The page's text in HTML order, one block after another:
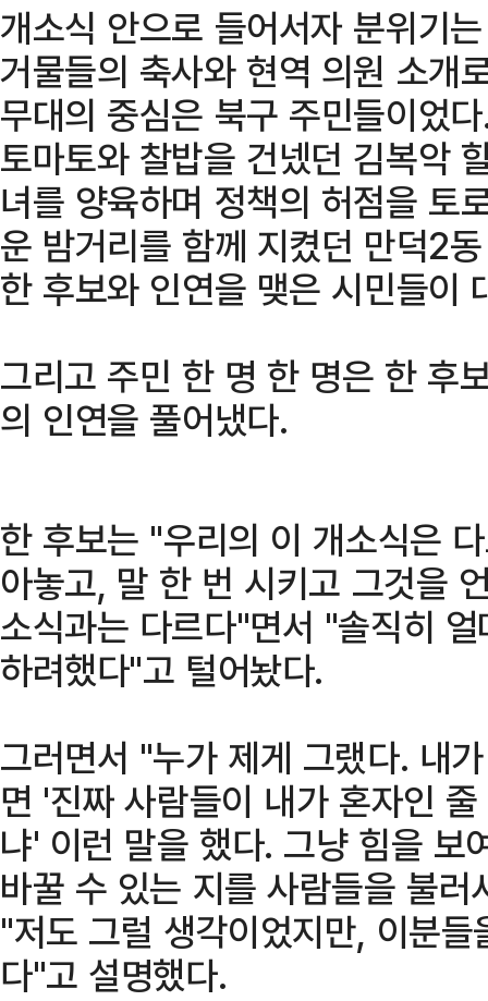
개소식 안으로 들어서자 분위기
거물들의 축사와 현역 의원 소개
무대의 중심은 북구 주민들이었
토마토와 찰밥을 건넸던 김복악
녀를 양육하며 정책의 허점을 토
운 밤거리를 함께 지켰던 만덕2
한 후보와 인연을 맺은 시민들이
그리고 주민 한 명 한 명은 한 후
의 인연을 풀어냈다.
한 후보는 "우리의 이 개소식은
아놓고, 말 한 번 시키고 그것을
소식과는 다르다"면서 "솔직히
하려했다"고 털어놨다.
그러면서 "누가 제게 그랬다. 내
면 '진짜 사람들이 내가 혼자인
냐' 이런 말을 했다. 그냥 힘을 보
바꿀 수 있는 지를 사람들을 불
"저도 그럴 생각이었지만, 이분
다"고 설명했다.